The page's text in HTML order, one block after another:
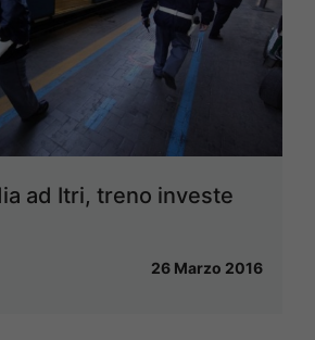
ad Itri, treno investe
26 Marzo 2016